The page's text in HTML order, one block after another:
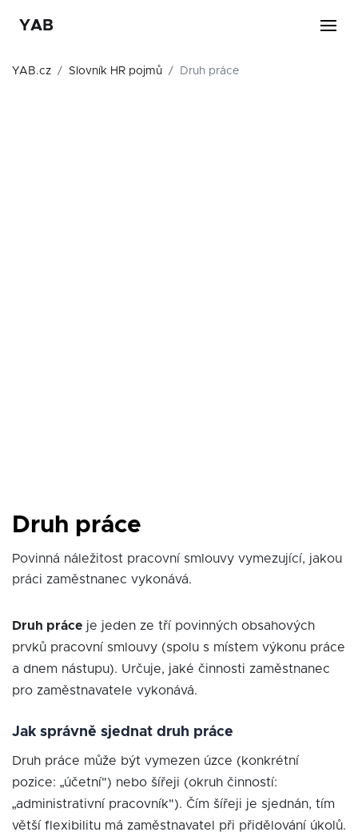
YAB
YAB.cz Slovník HR pojmů Druh práce
Druh práce
Povinná náležitost pracovní smlouvy vymezující, jakou
práci zaměstnanec vykonává.
Druh práce je jeden ze tří povinných obsahových
prvků pracovní smlouvy (spolu s místem výkonu práce
a dnem nástupu). Určuje, jaké činnosti zaměstnanec
pro zaměstnavatele vykonává.
Jak správně sjednat druh práce
Druh práce může být vymezen úzce (konkrétní
pozice: „účetní") nebo šířeji (okruh činností:
„administrativní pracovník"). Čím šířeji je sjednán, tím
větší flexibilitu má zaměstnavatel při přidělování úkolů.